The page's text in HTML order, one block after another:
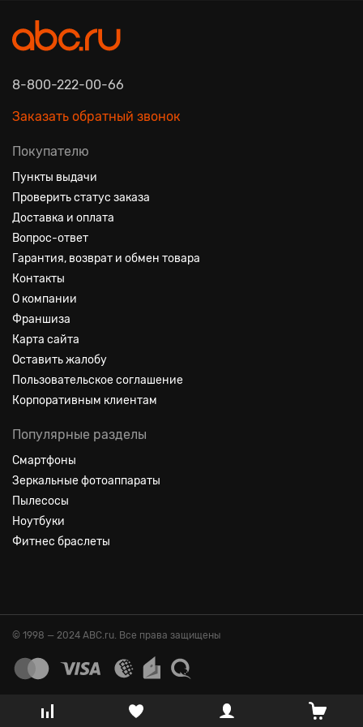
8-800-222-00-66
Заказать обратный звонок
Покупателю
Пункты выдачи
Проверить статус заказа
Доставка и оплата
Вопрос-ответ
Гарантия, возврат и обмен товара
Контакты
О компании
Франшиза
Карта сайта
Оставить жалобу
Пользовательское соглашение
Корпоративным клиентам
Популярные разделы
Смартфоны
Зеркальные фотоаппараты
Пылесосы
Ноутбуки
Фитнес браслеты
© 1998 — 2024 ABC.ru. Все права защищены